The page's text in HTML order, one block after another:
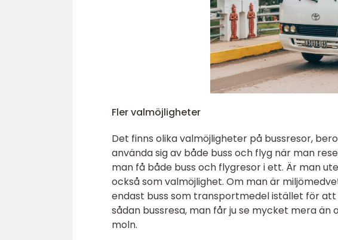
Fler valmöjligheter
Det finns olika valmöjligheter på bussresor,
använda sig av både buss och flyg när man
man få både buss och flygresor i ett. Är man
också som valmöjlighet. Om man är
endast buss som transportmedel istället för
sådan bussresa, man får ju se mycket mera än
moln.